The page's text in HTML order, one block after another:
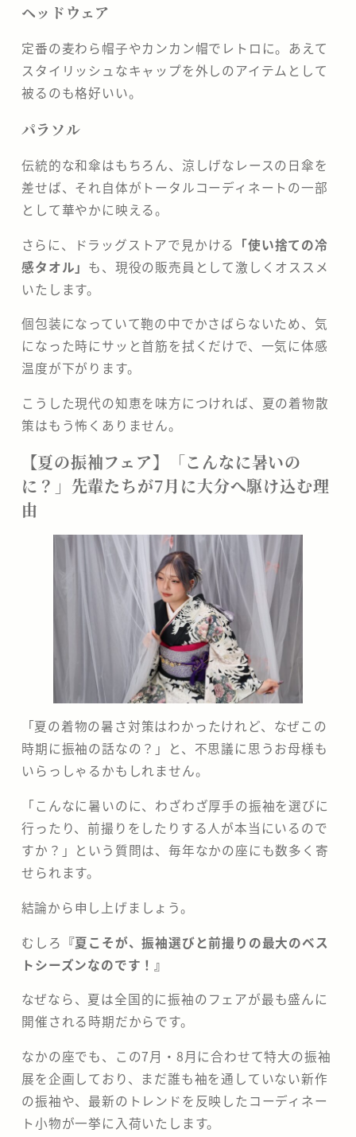
​ヘッドウェア
定番の麦わら帽子やカンカン帽でレトロに。あえて
スタイリッシュなキャップを外しのアイテムとして
被るのも格好いい。
​パラソル
伝統的な和傘はもちろん、涼しげなレースの日傘を
差せば、それ自体がトータルコーディネートの一部
として華やかに映える。
​さらに、ドラッグストアで見かける 「使い捨ての冷
感タオル」 も、現役の販売員として激しくオススメ
いたします。
個包装になっていて鞄の中でかさばらないため、気
になった時にサッと首筋を拭くだけで、一気に体感
温度が下がります。
こうした現代の知恵を味方につければ、夏の着物散
策はもう怖くありません。
​【夏の振袖フェア】「こんなに暑いの
に？」先輩たちが7月に大分へ駆け込む理
由
​「夏の着物の暑さ対策はわかったけれど、なぜこの
時期に振袖の話なの？」と、不思議に思うお母様も
いらっしゃるかもしれません。
「こんなに暑いのに、わざわざ厚手の振袖を選びに
行ったり、前撮りをしたりする人が本当にいるので
すか？」という質問は、毎年なかの座にも数多く寄
せられます。
​結論から申し上げましょう。
むしろ 『夏こそが、振袖選びと前撮りの最大のベス
トシーズンなのです！』
​なぜなら、夏は全国的に振袖のフェアが最も盛んに
開催される時期だからです。
なかの座でも、この7月・8月に合わせて特大の振袖
展を企画しており、まだ誰も袖を通していない新作
の振袖や、最新のトレンドを反映したコーディネー
ト小物が一挙に入荷いたします。